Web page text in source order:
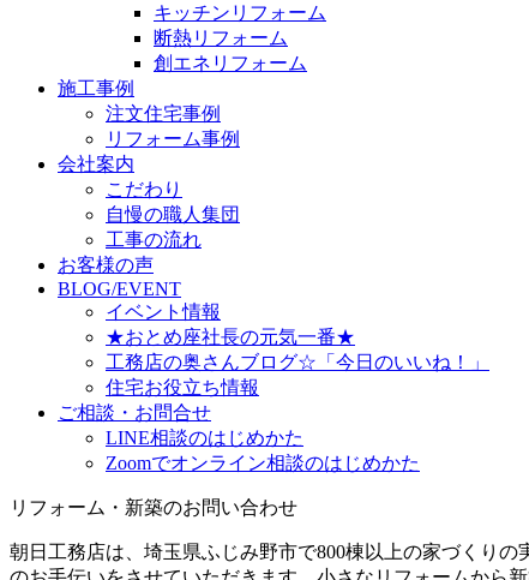
キッチンリフォーム
断熱リフォーム
創エネリフォーム
施工事例
注文住宅事例
リフォーム事例
会社案内
こだわり
自慢の職人集団
工事の流れ
お客様の声
BLOG/EVENT
イベント情報
★おとめ座社長の元気一番★
工務店の奥さんブログ☆「今日のいいね！」
住宅お役立ち情報
ご相談・お問合せ
LINE相談のはじめかた
Zoomでオンライン相談のはじめかた
リフォーム・新築のお問い合わせ
朝日工務店は、埼玉県ふじみ野市で800棟以上の家づくり